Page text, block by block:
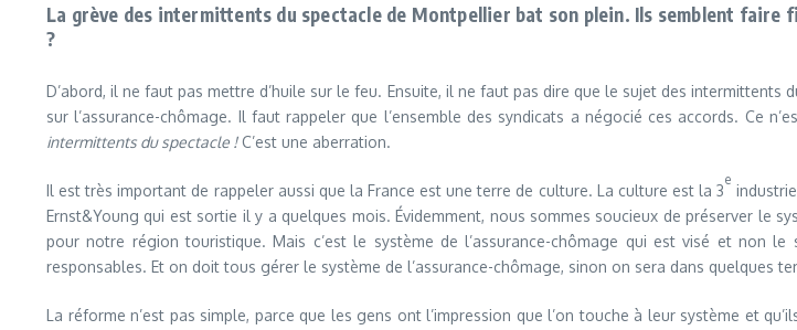
La grève des intermittents du spectacle de Montpellier bat son plein. Ils semblent
?
D’abord, il ne faut pas mettre d’huile sur le feu. Ensuite, il ne faut pas dire que le sujet des
sur l’assurance-chômage. Il faut rappeler que l’ensemble des syndicats a négocié ces accords. Ce
intermittents du spectacle !C’est une aberration.
Il est très important de rappeler aussi que la France est une terre de culture. La culture est la 3
e
Ernst&Young qui est sortie il y a quelques mois. Évidemment, nous sommes soucieux de préserver le
pour notre région touristique. Mais c’est le système de l’assurance-chômage qui est visé et non
responsables. Et on doit tous gérer le système de l’assurance-chômage, sinon on sera dans quelques
La réforme n’est pas simple, parce que les gens ont l’impression que l’on touche à leur système et